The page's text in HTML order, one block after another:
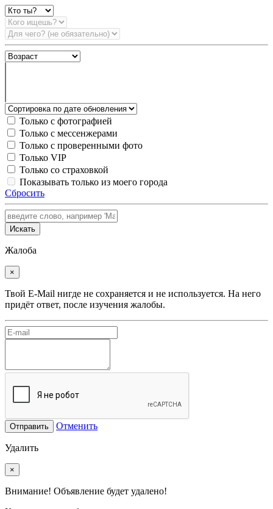
Только с фотографией
Только с мессенжерами
Только с проверенными фото
Только VIP
Только со страховкой
Показывать только из моего города
Сбросить
Искать
Жалоба
×
Твой E-Mail нигде не сохраняется и не используется. На него
придёт ответ, после изучения жалобы.
Отправить Отменить
Удалить
×
Внимание! Объявление будет удалено!